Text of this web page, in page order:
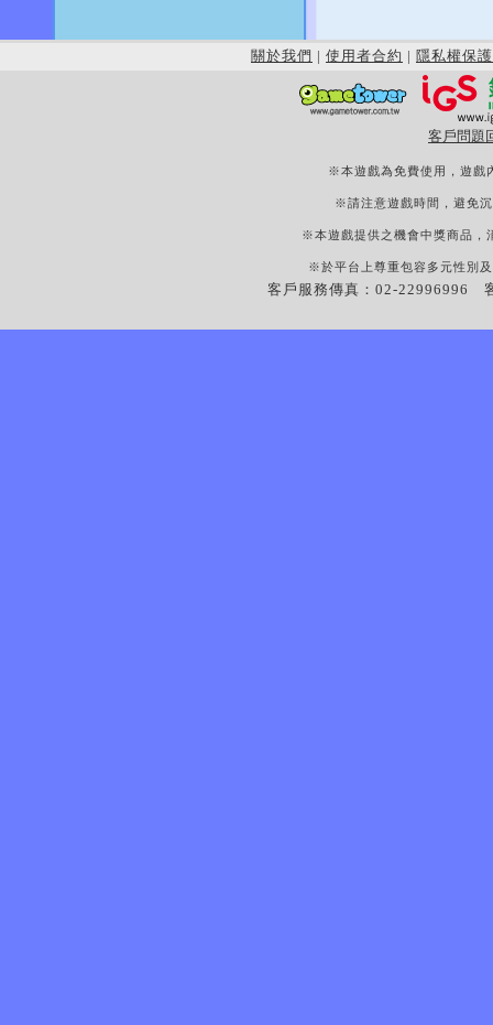
關於我們 | 使用者合約 | 隱私權保護
客戶問題
※本遊戲為免費使用，遊戲
※請注意遊戲時間，避免
※本遊戲提供之機會中獎商品，
※於平台上尊重包容多元性別
客戶服務傳真：02-22996996